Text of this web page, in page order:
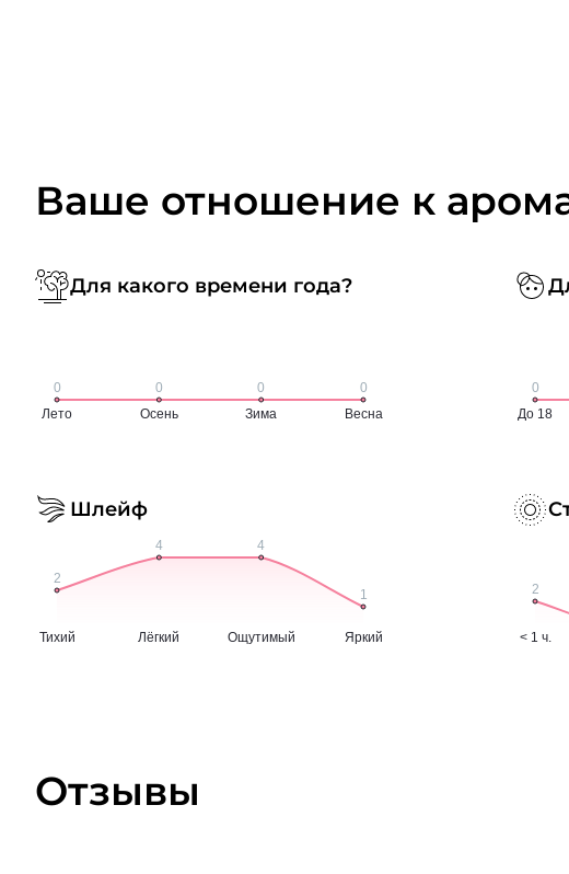
Ваше отношение к
Для какого времени года?
Шлейф
Отзывы